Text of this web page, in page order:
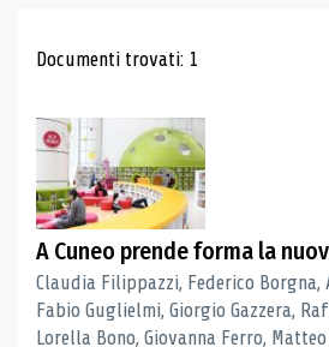
Risultati di
Documenti trovati: 1
A Cuneo prende forma la
Claudia Filippazzi, Federico Borgna,
Fabio Guglielmi, Giorgio Gazzera,
Lorella Bono, Giovanna Ferro,